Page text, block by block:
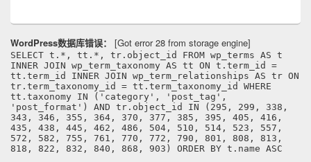
WordPress数据库错误： [Got error 28 from storage engine]
SELECT t.*, tt.*, tr.object_id FROM wp_terms AS t
INNER JOIN wp_term_taxonomy AS tt ON t.term_id =
tt.term_id INNER JOIN wp_term_relationships AS tr ON
tr.term_taxonomy_id = tt.term_taxonomy_id WHERE
tt.taxonomy IN ('category', 'post_tag',
'post_format') AND tr.object_id IN (295, 299, 338,
343, 346, 355, 364, 370, 377, 385, 395, 405, 416,
435, 438, 445, 462, 486, 504, 510, 514, 523, 557,
572, 582, 755, 761, 770, 772, 790, 801, 808, 813,
818, 822, 832, 840, 868, 903) ORDER BY t.name ASC